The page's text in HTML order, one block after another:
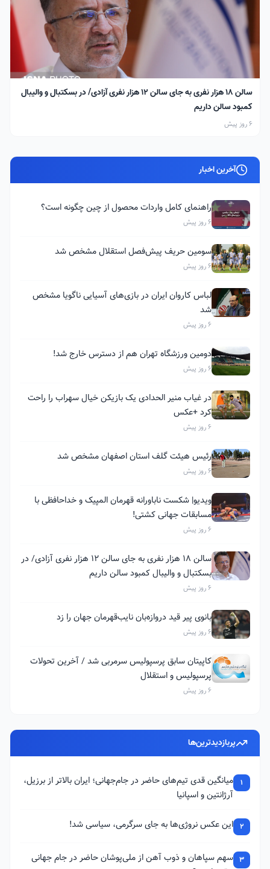
سالن ۱۸ هزار نفری به جای سالن ۱۲ هزار نفری آزادی/ در بسکتبال و والیبال
کمبود سالن داریم
6 روز پیش
آخرین اخبار
راهنمای کامل واردات محصول از چین چگونه است؟
6 روز پیش
سومین حریف پیش‌فصل استقلال مشخص شد
6 روز پیش
لباس کاروان ایران در بازی‌های آسیایی ناگویا مشخص
شد
6 روز پیش
دومین ورزشگاه تهران هم از دسترس خارج شد!
6 روز پیش
در غیاب منیر الحدادی یک بازیکن خیال سهراب را راحت
کرد +عکس
6 روز پیش
رئیس هیئت گلف استان اصفهان مشخص شد
6 روز پیش
ویدیو| شکست ناباورانه قهرمان المپیک و خداحافظی با
مسابقات جهانی کشتی!
6 روز پیش
سالن ۱۸ هزار نفری به جای سالن ۱۲ هزار نفری آزادی/ در
بسکتبال و والیبال کمبود سالن داریم
6 روز پیش
بانوی پیر قید دروازه‌بان نایب‌قهرمان جهان را زد
6 روز پیش
کاپیتان سابق پرسپولیس سرمربی شد / آخرین تحولات
پرسپولیس و استقلال
6 روز پیش
پربازدیدترین‌ها
1
میانگین قدی تیم‌های حاضر در جام‌جهانی؛ ایران بالاتر از برزیل،
آرژانتین و اسپانیا
2 این عکس نروژی‌ها به جای سرگرمی، سیاسی شد!
3 سهم سپاهان و ذوب آهن از ملی‌پوشان حاضر در جام جهانی